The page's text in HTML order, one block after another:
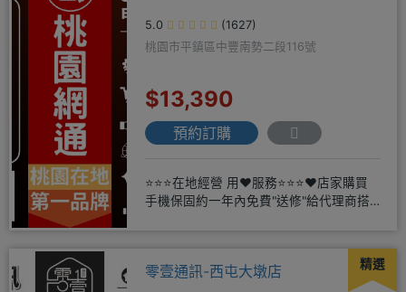
5.0
(1627)
桃園市平鎮區中豐南勢二段116號
$13,390
預約訂購
⭐⭐⭐在地經營 用❤️服務⭐⭐⭐❤️店家購買
手機保固約一年內免費"送修"給代理商搭
精選
零壹通訊-西屯大墩店